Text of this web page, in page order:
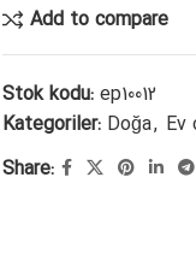
Add to compare
Stok kodu: ep10012
Kategoriler: Doğa, Ev
Share: